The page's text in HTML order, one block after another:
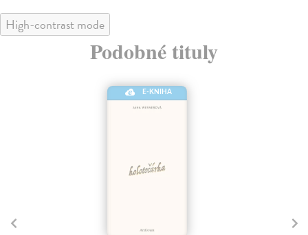
High-contrast mode
Podobné tituly
E-KNIHA